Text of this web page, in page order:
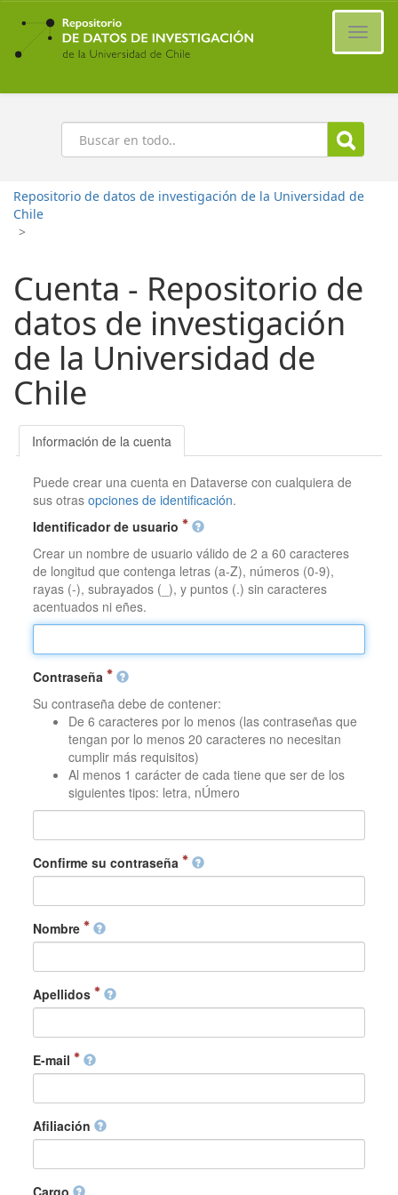
Ir
contenido
principal
Buscar
Repositorio de datos de investigación de la Universidad de
Chile
>
Cuenta - Repositorio de
datos de investigación
de la Universidad de
Chile
Información de la cuenta
Puede crear una cuenta en Dataverse con cualquiera de
sus otrasopciones de identificación.
Identificador de usuario
Crear un nombre de usuario válido de 2 a 60 caracteres
de longitud que contenga letras (a-Z), números (0-9),
rayas (-), subrayados (_), y puntos (.) sin caracteres
acentuados ni eñes.
Contraseña
Su contraseña debe de contener:
De 6 caracteres por lo menos (las contraseñas que
tengan por lo menos 20 caracteres no necesitan
cumplir más requisitos)
Al menos 1 carácter de cada tiene que ser de los
siguientes tipos: letra, nÚmero
Confirme su contraseña
Nombre
Apellidos
E-mail
Afiliación
Cargo